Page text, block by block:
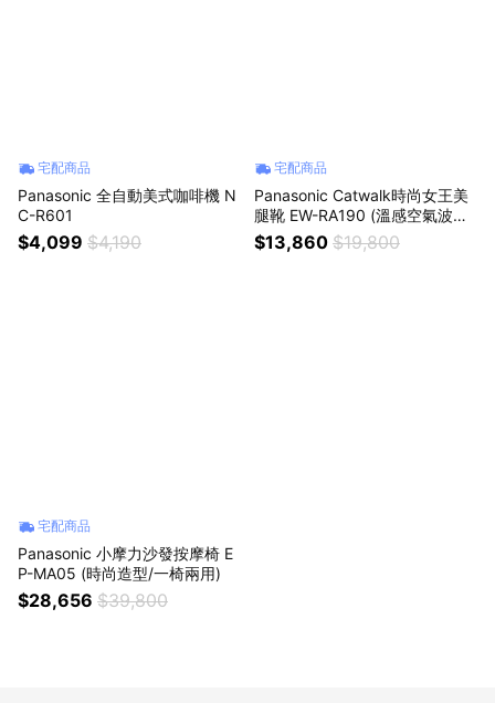
宅配商品
Panasonic 全自動美式咖啡機 N
C-R601
$4,099 $4,190
宅配商品
Panasonic Catwalk時尚女王美
腿靴 EW-RA190 (溫感空氣波足
腿按摩靴) (生日禮、入厝禮、情
人節)
$13,860 $19,800
宅配商品
Panasonic 小摩力沙發按摩椅 E
P-MA05 (時尚造型/一椅兩用)
$28,656 $39,800